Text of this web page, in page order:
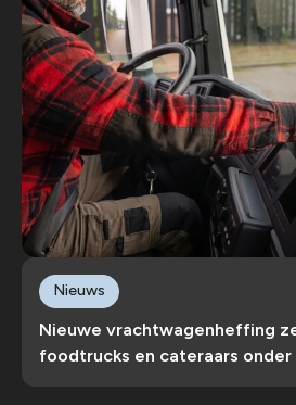
Nieuwe vrachtwagenheffing
foodtrucks en cateraars onder
Nieuws